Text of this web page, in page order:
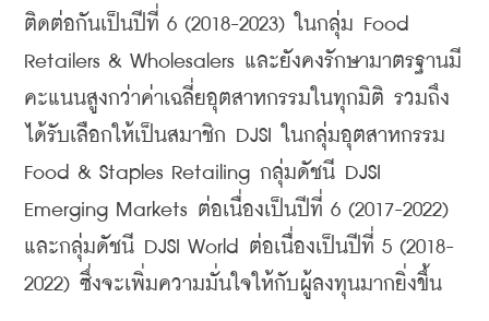
ติดต่อกันเป็นปีที่ 6 (2018-2023) ในกลุ่ม Food
Retailers & Wholesalers และยังคงรักษามาตรฐานมี
คะแนนสูงกว่าค่าเฉลี่ยอุตสาหกรรมในทุกมิติ รวมถึง
ได้รับเลือกให้เป็นสมาชิก DJSI ในกลุ่มอุตสาหกรรม
Food & Staples Retailing กลุ่มดัชนี DJSI
Emerging Markets ต่อเนื่องเป็นปีที่ 6 (2017-2022)
และกลุ่มดัชนี DJSI World ต่อเนื่องเป็นปีที่ 5 (2018-
2022) ซึ่งจะเพิ่มความมั่นใจให้กับผู้ลงทุนมากยิ่งขึ้น